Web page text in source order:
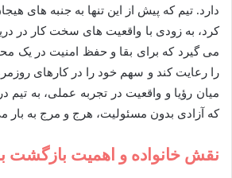
دارد. تیم که پیش از این تنها به جنبه های
کرد، به زودی با واقعیت های سخت کار در
می گیرد که برای بقا و حفظ امنیت در یک
را رعایت کند و سهم خود را در کارهای
میان رؤیا و واقعیت در تجربه عملی، به
که آزادی بدون مسئولیت، هرج و مرج به بار
نقش خانواده و اهمیت بازگشت